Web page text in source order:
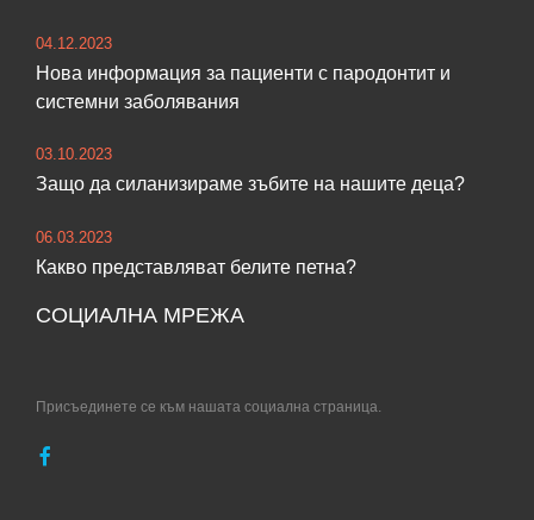
Нова информация за пациенти с пародонтит и
системни заболявания
04.12.2023
Защо да силанизираме зъбите на нашите деца?
03.10.2023
Какво представляват белите петна?
06.03.2023
СОЦИАЛНА МРЕЖА
Присъединете се към нашата социална страница.